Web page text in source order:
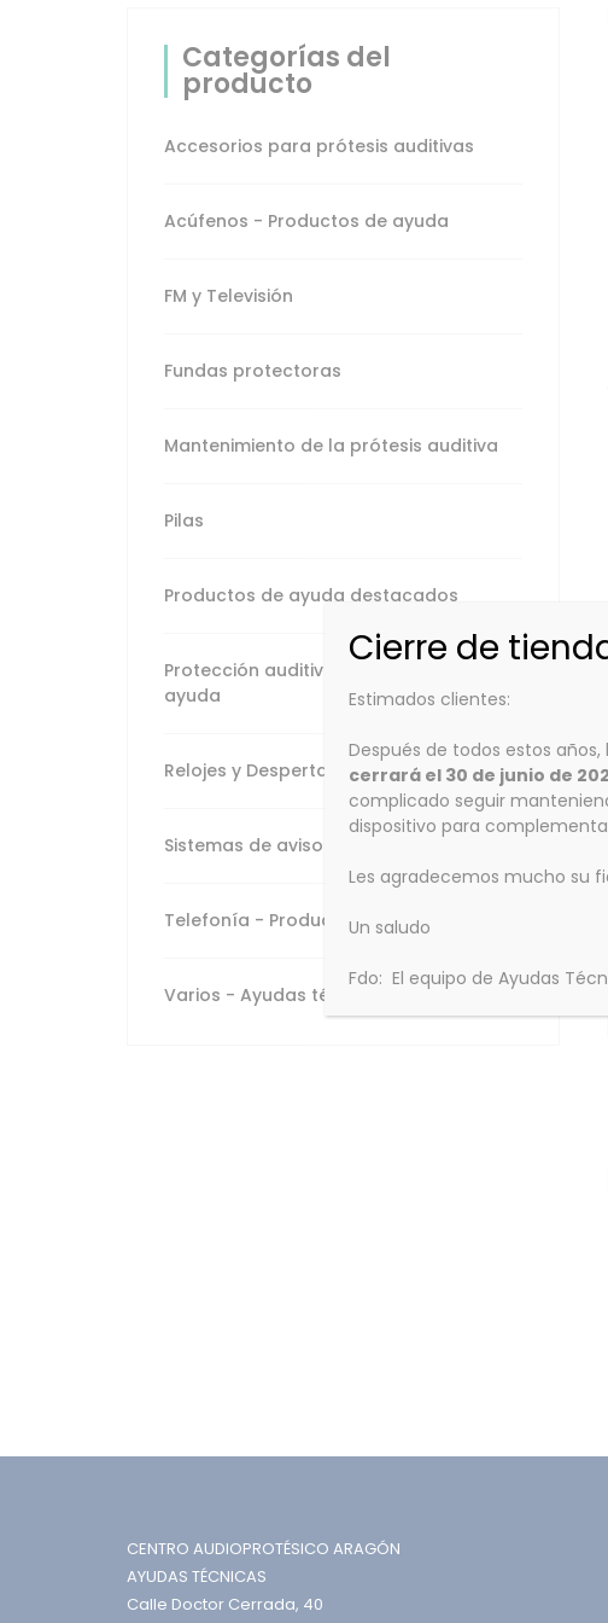
Pilas
Productos de ayuda
destacados
Protección auditiva -
Relojes y
Categorías del
producto
Accesorios para prótesis auditivas
Acúfenos - Productos de ayuda
FM y Televisión
Fundas protectoras
Mantenimiento de la prótesis auditiva
Pilas
Productos de ayuda destacados
Protección auditiva - Productos de
ayuda
Relojes y Despertadores
Sistemas de aviso
Telefonía - Productos de ayuda
Varios - Ayudas técnicas
CENTRO AUDIOPROTÉSICO ARAGÓN
AYUDAS TÉCNICAS
Calle Doctor Cerrada, 40
Cierre de
Estimados clientes:
Después de todos estos
cerrará el 30 de junio de
complicado seguir
dispositivo para
Les agradecemos mucho su
Un saludo
Fdo: El equipo de Ayudas